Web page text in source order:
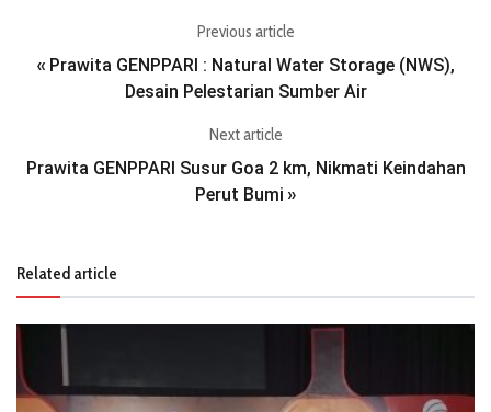
Previous article
« Prawita GENPPARI : Natural Water Storage (NWS),
Desain Pelestarian Sumber Air
Next article
Prawita GENPPARI Susur Goa 2 km, Nikmati Keindahan
Perut Bumi »
Related article